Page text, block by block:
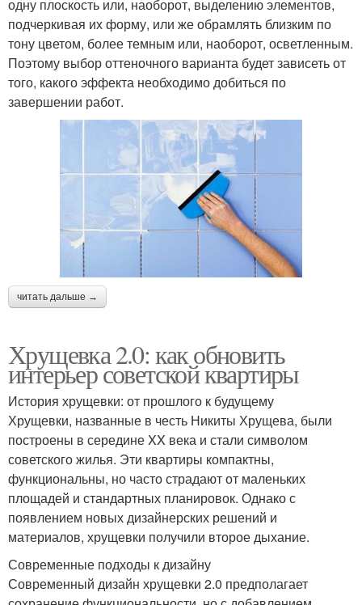
одну плоскость или, наоборот, выделению элементов,
подчеркивая их форму, или же обрамлять близким по
тону цветом, более темным или, наоборот, осветленным.
Поэтому выбор оттеночного варианта будет зависеть от
того, какого эффекта необходимо добиться по
завершении работ.
читать дальше →
Хрущевка 2.0: как обновить
интерьер советской квартиры
История хрущевки: от прошлого к будущему
Хрущевки, названные в честь Никиты Хрущева, были
построены в середине XX века и стали символом
советского жилья. Эти квартиры компактны,
функциональны, но часто страдают от маленьких
площадей и стандартных планировок. Однако с
появлением новых дизайнерских решений и
материалов, хрущевки получили второе дыхание.
Современные подходы к дизайну
Современный дизайн хрущевки 2.0 предполагает